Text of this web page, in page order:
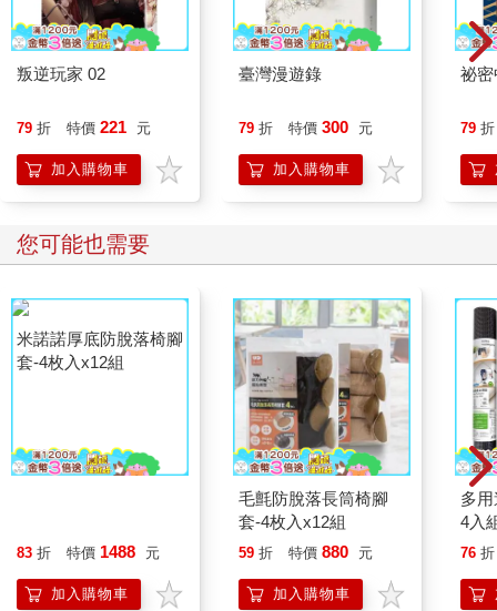
叛逆玩家 02
79 折 特價 221 元
加入購物車
臺灣漫遊錄
79 折 特價 300 元
加入購物車
祕
79 折
您可能也需要
83 折 特價 1488 元
加入購物車
毛氈防脫落長筒椅腳
套-4枚入x12組
59 折 特價 880 元
加入購物車
多
4入
76 折